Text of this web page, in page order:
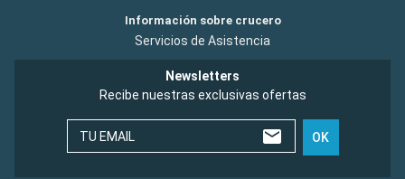
Información sobre crucero
Servicios de Asistencia
Newsletters
Recibe nuestras exclusivas ofertas
TU EMAIL OK